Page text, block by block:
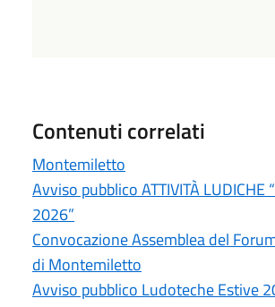
Contenuti correlati
Montemiletto
Avviso pubblico ATTIVITÀ LUDICHE
2026”
Convocazione Assemblea del
di Montemiletto
Avviso pubblico Ludoteche Estive